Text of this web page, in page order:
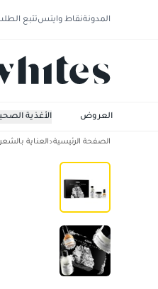
المدونةنقاط وايتستتبع
الأغذية العروض
الصفحة الرئيسية العناية بالشعر